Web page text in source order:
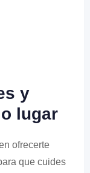
y
lugar
ofrecerte
que cuides